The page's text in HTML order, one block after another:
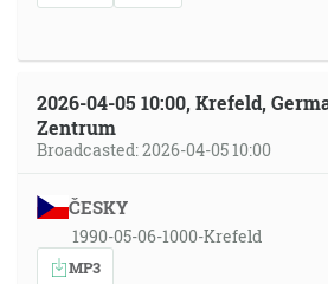
2026-04-05 10:00, Krefeld,
Zentrum
Broadcasted: 2026-04-05 10:00
ČESKY
1990-05-06-1000-Krefeld
MP3